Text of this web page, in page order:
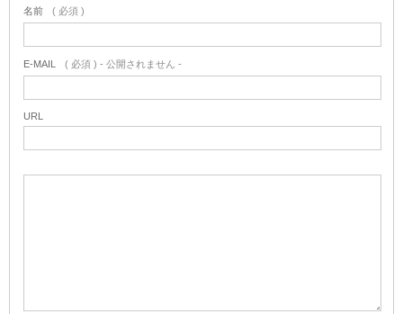
名前 ( 必須 )
E-MAIL ( 必須 ) - 公開されません -
URL